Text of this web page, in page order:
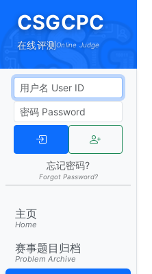
CSGCPC
在线评测Online Judge
忘记密码?
Forgot Password?
主页
Home
赛事题目归档
Problem Archive